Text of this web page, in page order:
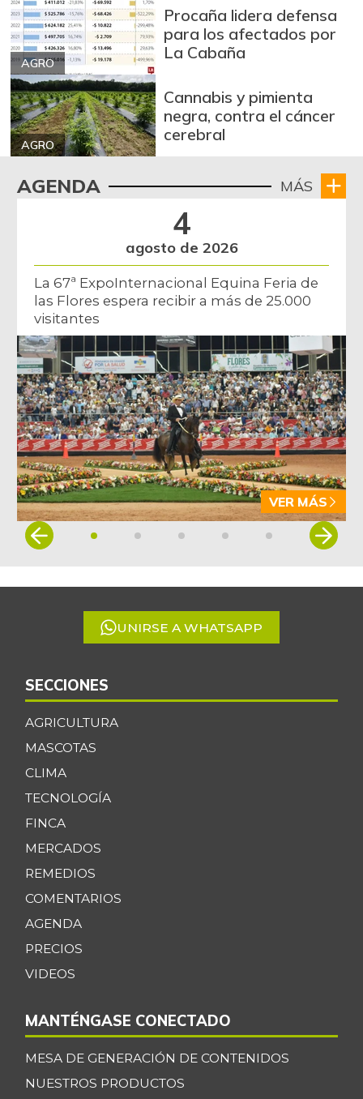
AGRO
Procaña lidera defensa
para los afectados por
La Cabaña
AGRO
Cannabis y pimienta
negra, contra el cáncer
cerebral
AGENDA MÁS
4
agosto de 2026
La 67ª ExpoInternacional Equina Feria de
las Flores espera recibir a más de 25.000
visitantes
VER MÁS
Item
5
UNIRSE A WHATSAPP
SECCIONES
AGRICULTURA
MASCOTAS
CLIMA
TECNOLOGÍA
FINCA
MERCADOS
REMEDIOS
COMENTARIOS
AGENDA
PRECIOS
VIDEOS
MANTÉNGASE CONECTADO
MESA DE GENERACIÓN DE CONTENIDOS
NUESTROS PRODUCTOS